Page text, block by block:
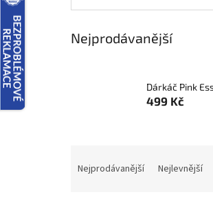
Nejprodávanější
Dárkáč Pink
499 Kč
Nejprodávanější Nejlevnější